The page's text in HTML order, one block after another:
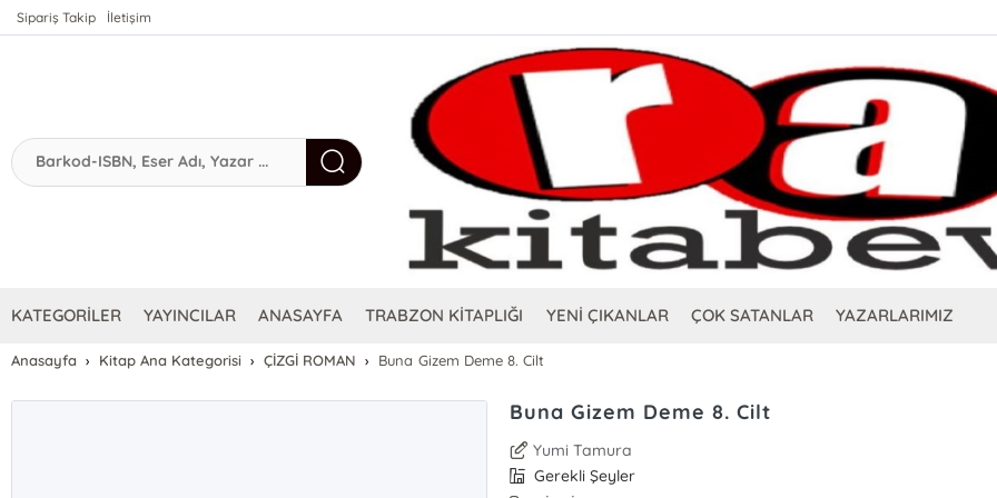
Sipariş Takip İletişim
KATEGORİLER YAYINCILAR ANASAYFA TRABZON KİTAPLIĞI YENİ ÇIKANLAR ÇOK SATANLAR YAZARLARIMIZ
Anasayfa Kitap Ana Kategorisi ÇİZGİ ROMAN Buna Gizem Deme 8. Cilt
Buna Gizem Deme 8. Cilt
Yumi Tamura
Gerekli Şeyler